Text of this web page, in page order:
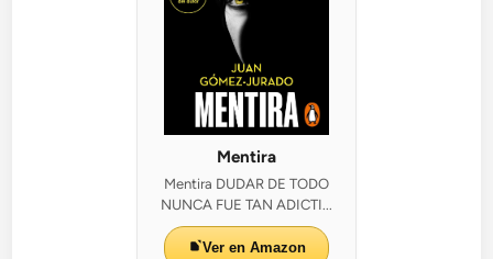
Mentira
Mentira DUDAR DE TODO
NUNCA FUE TAN ADICTI...
Ver en Amazon